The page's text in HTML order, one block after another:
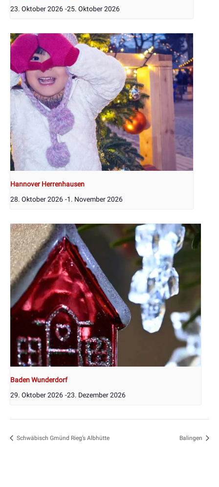
23. Oktober 2026 -25. Oktober 2026
Hannover Herrenhausen
28. Oktober 2026 -1. November 2026
Baden Wunderdorf
29. Oktober 2026 -23. Dezember 2026
Schwäbisch Gmünd Rieg’s Albhütte Balingen